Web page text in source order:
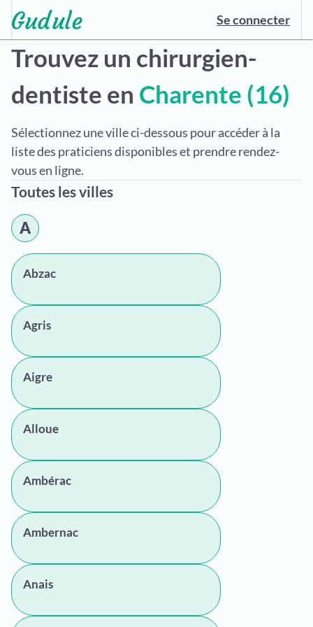
Se connecter
Trouvez un chirurgien-
dentiste en Charente (16)
Sélectionnez une ville ci-dessous pour accéder à la
liste des praticiens disponibles et prendre rendez-
vous en ligne.
Toutes les villes
A
Abzac
Agris
Aigre
Alloue
Ambérac
Ambernac
Anais